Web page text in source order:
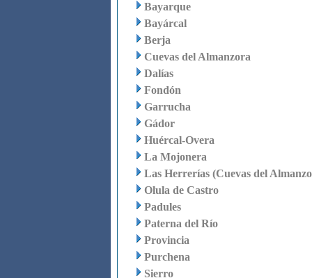
Bayarque
Bayárcal
Berja
Cuevas del Almanzora
Dalías
Fondón
Garrucha
Gádor
Huércal-Overa
La Mojonera
Las Herrerías (Cuevas del
Olula de Castro
Padules
Paterna del Río
Provincia
Purchena
Sierro